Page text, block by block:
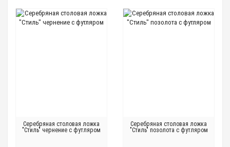
Серебряная столовая ложка
"Стиль" чернение с футляром
Серебряная столовая ложка
"Стиль" позолота с футляром